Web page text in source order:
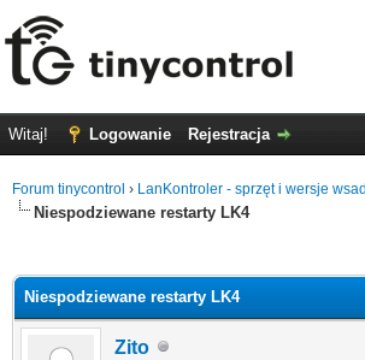
Witaj! Logowanie Rejestracja
Forum tinycontrol › LanKontroler - sprzęt i wersje
Niespodziewane restarty LK4
Niespodziewane restarty LK4
Zito